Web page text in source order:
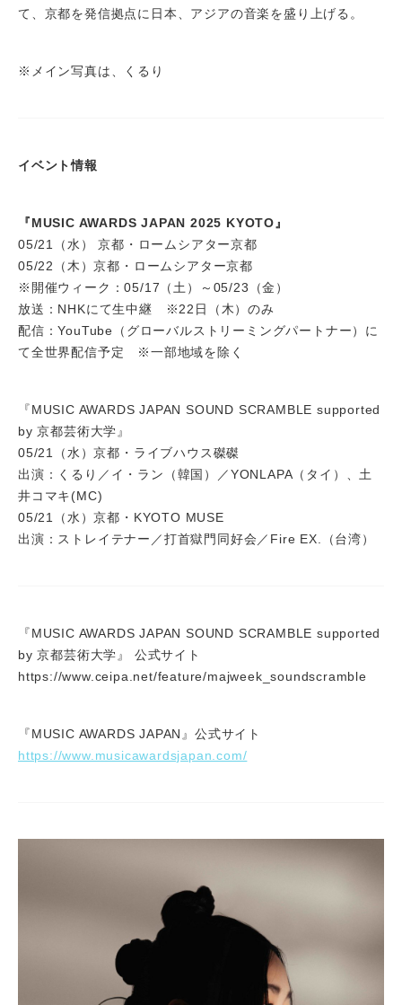
て、京都を発信拠点に日本、アジアの音楽を盛り上げる。
※メイン写真は、くるり
イベント情報
『MUSIC AWARDS JAPAN 2025 KYOTO』
05/21（水） 京都・ロームシアター京都
05/22（木）京都・ロームシアター京都
※開催ウィーク：05/17（土）～05/23（金）
放送：NHKにて生中継 ※22日（木）のみ
配信：YouTube（グローバルストリーミングパートナー）に
て全世界配信予定 ※一部地域を除く
『MUSIC AWARDS JAPAN SOUND SCRAMBLE supported
by 京都芸術大学』
05/21（水）京都・ライブハウス磔磔
出演：くるり／イ・ラン（韓国）／YONLAPA（タイ）、土
井コマキ(MC)
05/21（水）京都・KYOTO MUSE
出演：ストレイテナー／打首獄門同好会／Fire EX.（台湾）
『MUSIC AWARDS JAPAN SOUND SCRAMBLE supported
by 京都芸術大学』 公式サイト
https://www.ceipa.net/feature/majweek_soundscramble
『MUSIC AWARDS JAPAN』公式サイト
https://www.musicawardsjapan.com/